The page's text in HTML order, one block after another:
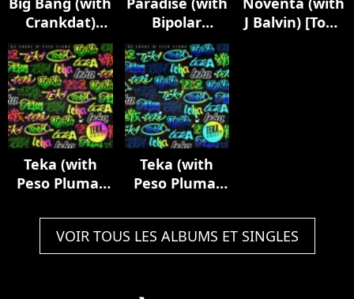
Crankdat)
[TRXGGX
Remix]
Bipolar
Sunshine)
[Remix Pack]
J Balvin) [Tony
Teka (with
Peso Pluma)
Teka (with
Peso Pluma)
VOIR TOUS LES ALBUMS ET SINGLES